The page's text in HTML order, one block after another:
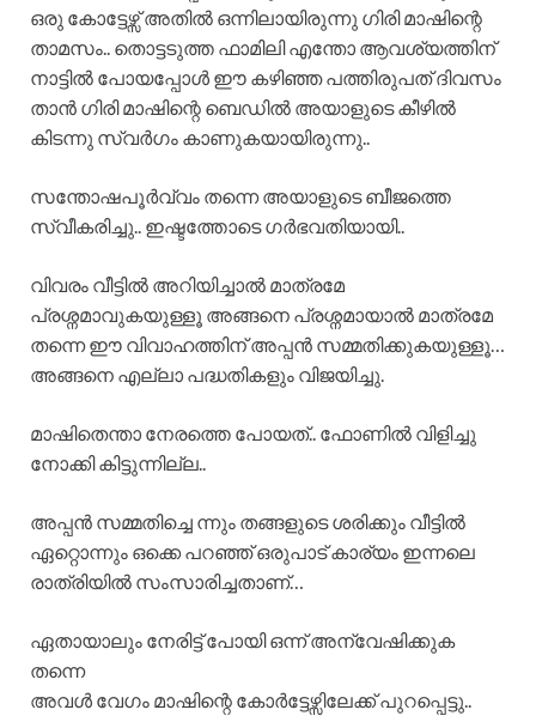
ഒരു കോട്ടേഴ്സ് അതിൽ ഒന്നിലായിരുന്നു ഗിരി മാഷിന്റെ
താമസം.. തൊട്ടടുത്ത ഫാമിലി എന്തോ ആവശ്യത്തിന്
നാട്ടിൽ പോയപ്പോൾ ഈ കഴിഞ്ഞ പത്തിരുപത് ദിവസം
താൻ ഗിരി മാഷിന്റെ ബെഡിൽ അയാളുടെ കീഴിൽ
കിടന്നു സ്വർഗം കാണുകയായിരുന്നു..
സന്തോഷപൂർവ്വം തന്നെ അയാളുടെ ബീജത്തെ
സ്വീകരിച്ചു.. ഇഷ്ടത്തോടെ ഗർഭവതിയായി..
വിവരം വീട്ടിൽ അറിയിച്ചാൽ മാത്രമേ
പ്രശ്നമാവുകയുള്ളൂ അങ്ങനെ പ്രശ്നമായാൽ മാത്രമേ
തന്നെ ഈ വിവാഹത്തിന് അപ്പൻ സമ്മതിക്കുകയുള്ളൂ…
അങ്ങനെ എല്ലാ പദ്ധതികളും വിജയിച്ചു.
മാഷിതെന്താ നേരത്തെ പോയത്.. ഫോണിൽ വിളിച്ചു
നോക്കി കിട്ടുന്നില്ല..
അപ്പൻ സമ്മതിച്ചെ ന്നും തങ്ങളുടെ ശരിക്കും വീട്ടിൽ
ഏറ്റൊന്നും ഒക്കെ പറഞ്ഞ് ഒരുപാട് കാര്യം ഇന്നലെ
രാത്രിയിൽ സംസാരിച്ചതാണ്…
ഏതായാലും നേരിട്ട് പോയി ഒന്ന് അന്വേഷിക്കുക
തന്നെ
അവൾ വേഗം മാഷിന്റെ കോർട്ടേഴ്സിലേക്ക് പുറപ്പെട്ടു..